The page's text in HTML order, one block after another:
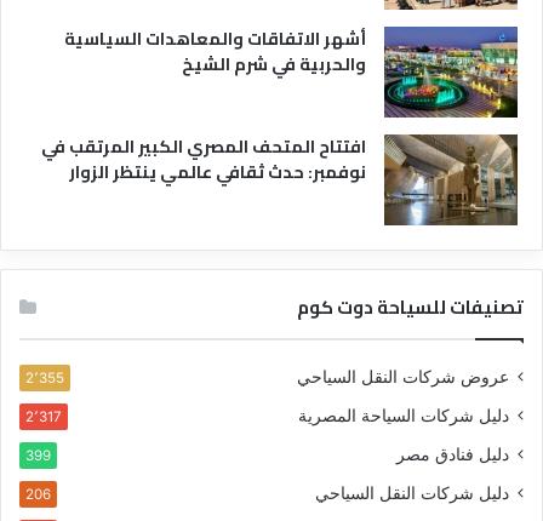
أشهر الاتفاقات والمعاهدات السياسية
والحربية في شرم الشيخ
افتتاح المتحف المصري الكبير المرتقب في
نوفمبر: حدث ثقافي عالمي ينتظر الزوار
تصنيفات للسياحة دوت كوم
عروض شركات النقل السياحي 2٬355
دليل شركات السياحة المصرية 2٬317
دليل فنادق مصر 399
دليل شركات النقل السياحي 206